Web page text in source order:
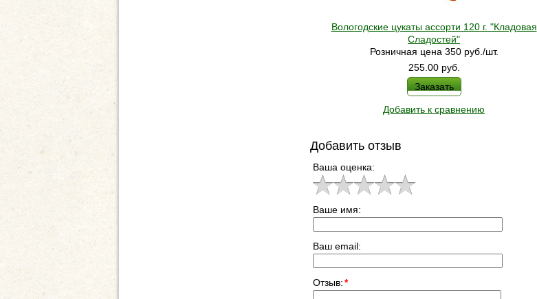
Вологодские цукаты ассорти 120 г. "Кладовая
Сладостей"
Розничная цена 350 руб./шт.
255.00 руб.
Заказать
Добавить к сравнению
Добавить отзыв
Ваша оценка:
Ваше имя:
Ваш email:
Отзыв:*